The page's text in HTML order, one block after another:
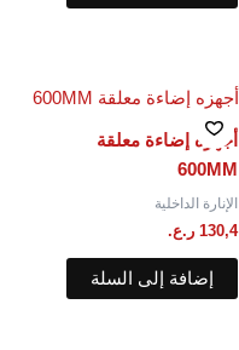
أجهزه إضاءة معلقة
600MM
الإنارة الداخلية
130,4 ر.ع.
إضافة إلى السلة